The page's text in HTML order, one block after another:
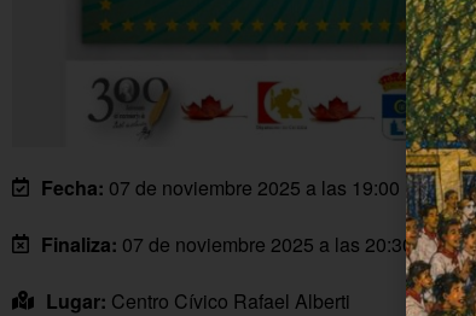
Fecha: 07 de noviembre 2025 a las 19:00 horas
Finaliza: 07 de noviembre 2025 a las 20:30 horas
Lugar: Centro Cívico Rafael Alberti